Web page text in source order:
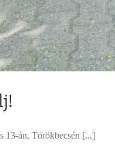
án, Törökbecsén [...]